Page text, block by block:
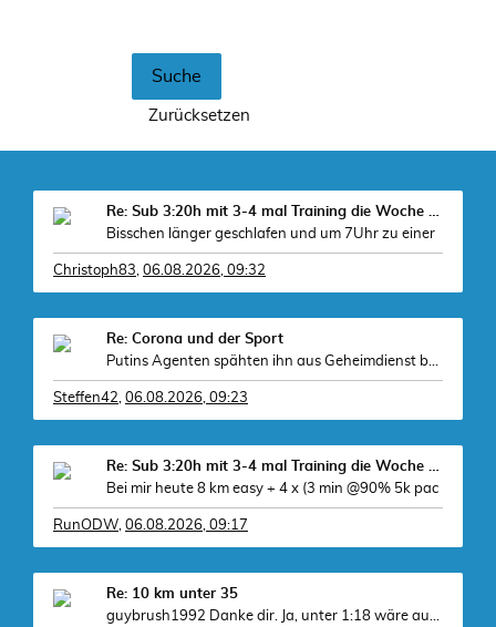
Re: Sub 3:20h mit 3-4 mal Training die Woche machb
Bisschen länger geschlafen und um 7Uhr zu einer
Christoph83, 06.08.2026, 09:32
Re: Corona und der Sport
Putins Agenten spähten ihn aus Geheimdienst bereit
Steffen42, 06.08.2026, 09:23
Re: Sub 3:20h mit 3-4 mal Training die Woche machb
Bei mir heute 8 km easy + 4 x (3 min @90% 5k pac
RunODW, 06.08.2026, 09:17
Re: 10 km unter 35
guybrush1992 Danke dir. Ja, unter 1:18 wäre auf je